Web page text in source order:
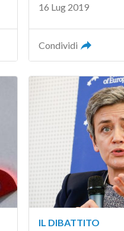
16 Lug 2019
Condividi
IL DIBATTITO